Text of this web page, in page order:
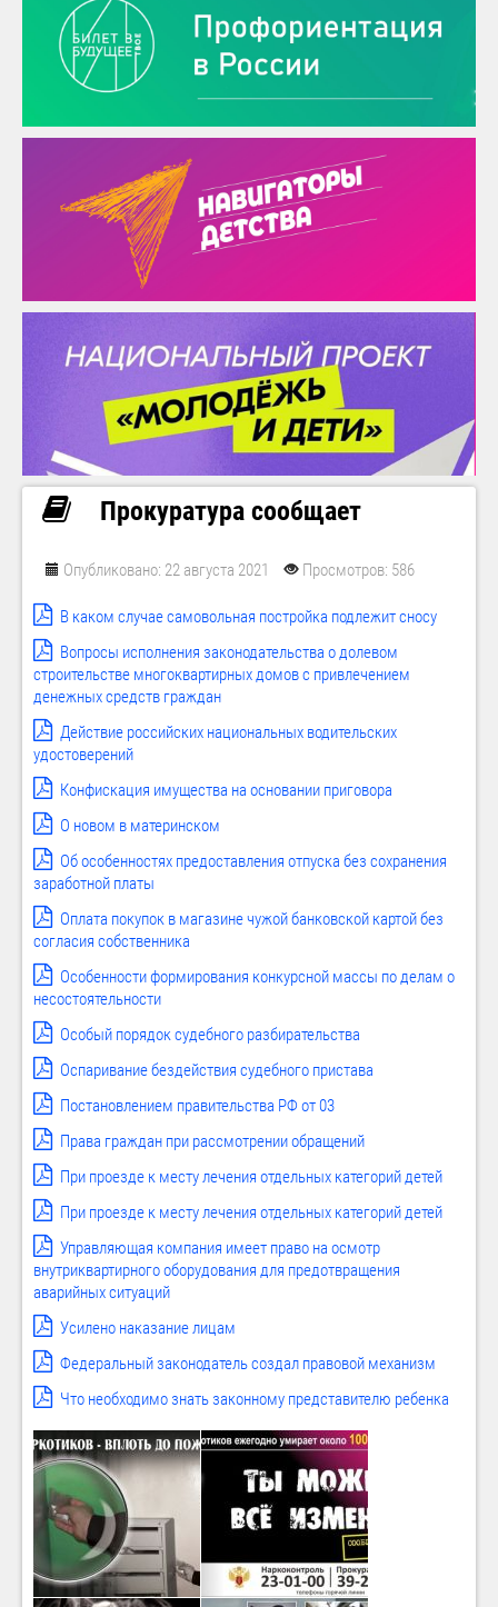
Прокуратура сообщает
Опубликовано: 22 августа 2021 Просмотров: 586
В каком случае самовольная постройка подлежит сносу
Вопросы исполнения законодательства о долевом
строительстве многоквартирных домов с привлечением
денежных средств граждан
Действие российских национальных водительских
удостоверений
Конфискация имущества на основании приговора
О новом в материнском
Об особенностях предоставления отпуска без сохранения
заработной платы
Оплата покупок в магазине чужой банковской картой без
согласия собственника
Особенности формирования конкурсной массы по делам о
несостоятельности
Особый порядок судебного разбирательства
Оспаривание бездействия судебного пристава
Постановлением правительства РФ от 03
Права граждан при рассмотрении обращений
При проезде к месту лечения отдельных категорий детей
При проезде к месту лечения отдельных категорий детей
Управляющая компания имеет право на осмотр
внутриквартирного оборудования для предотвращения
аварийных ситуаций
Усилено наказание лицам
Федеральный законодатель создал правовой механизм
Что необходимо знать законному представителю ребенка